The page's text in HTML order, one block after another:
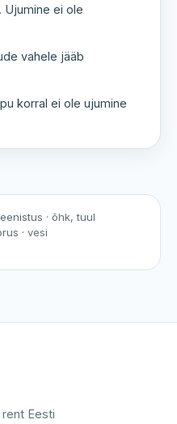
Ujumine ei ole
vahele jääb
korral ei ole ujumine
· õhk, tuul
· vesi
Eesti